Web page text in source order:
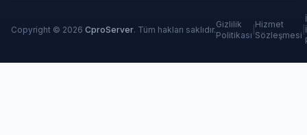
Copyright © 2026 CproServer. Tüm hakları saklıdır.
Gizlilik
Politikası
Hizmet
Sözleşmesi